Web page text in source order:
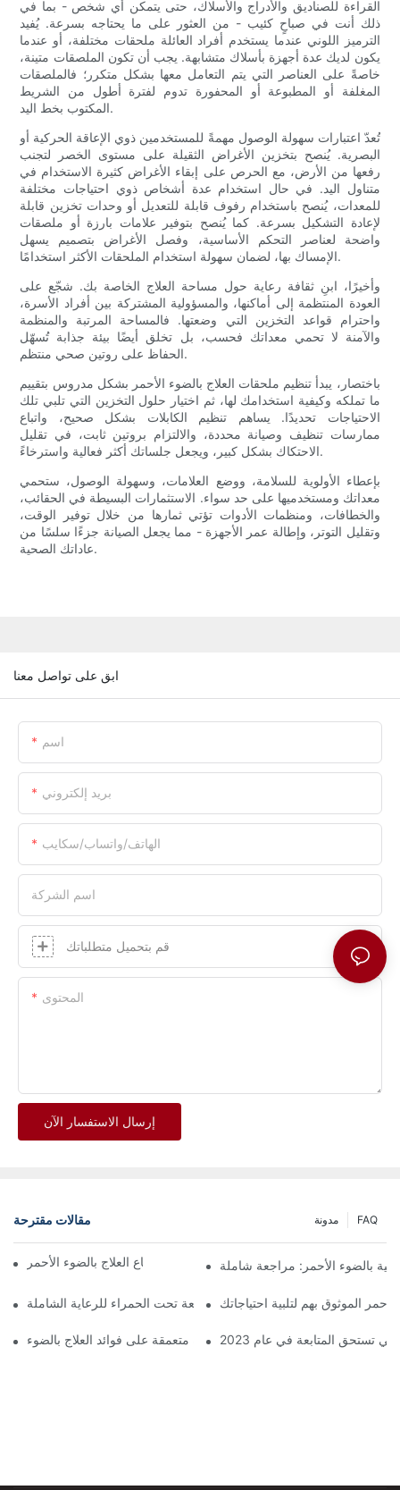
القراءة للصناديق والأدراج والأسلاك، حتى يتمكن أي شخص - بما في
ذلك أنت في صباحٍ كئيب - من العثور على ما يحتاجه بسرعة. يُفيد
الترميز اللوني عندما يستخدم أفراد العائلة ملحقات مختلفة، أو عندما
يكون لديك عدة أجهزة بأسلاك متشابهة. يجب أن تكون الملصقات متينة،
خاصةً على العناصر التي يتم التعامل معها بشكل متكرر؛ فالملصقات
المغلفة أو المطبوعة أو المحفورة تدوم لفترة أطول من الشريط
المكتوب بخط اليد.
تُعدّ اعتبارات سهولة الوصول مهمةً للمستخدمين ذوي الإعاقة الحركية أو
البصرية. يُنصح بتخزين الأغراض الثقيلة على مستوى الخصر لتجنب
رفعها من الأرض، مع الحرص على إبقاء الأغراض كثيرة الاستخدام في
متناول اليد. في حال استخدام عدة أشخاص ذوي احتياجات مختلفة
للمعدات، يُنصح باستخدام رفوف قابلة للتعديل أو وحدات تخزين قابلة
لإعادة التشكيل بسرعة. كما يُنصح بتوفير علامات بارزة أو ملصقات
واضحة لعناصر التحكم الأساسية، وفصل الأغراض بتصميم يسهل
الإمساك بها، لضمان سهولة استخدام الملحقات الأكثر استخدامًا.
وأخيرًا، ابنِ ثقافة رعاية حول مساحة العلاج الخاصة بك. شجّع على
العودة المنتظمة إلى أماكنها، والمسؤولية المشتركة بين أفراد الأسرة،
واحترام قواعد التخزين التي وضعتها. فالمساحة المرتبة والمنظمة
والآمنة لا تحمي معداتك فحسب، بل تخلق أيضًا بيئة جذابة تُسهّل
الحفاظ على روتين صحي منتظم.
باختصار، يبدأ تنظيم ملحقات العلاج بالضوء الأحمر بشكل مدروس بتقييم
ما تملكه وكيفية استخدامك لها، ثم اختيار حلول التخزين التي تلبي تلك
الاحتياجات تحديدًا. يساهم تنظيم الكابلات بشكل صحيح، واتباع
ممارسات تنظيف وصيانة محددة، والالتزام بروتين ثابت، في تقليل
الاحتكاك بشكل كبير، ويجعل جلساتك أكثر فعالية واسترخاءً.
بإعطاء الأولوية للسلامة، ووضع العلامات، وسهولة الوصول، ستحمي
معداتك ومستخدميها على حد سواء. الاستثمارات البسيطة في الحقائب،
والخطافات، ومنظمات الأدوات تؤتي ثمارها من خلال توفير الوقت،
وتقليل التوتر، وإطالة عمر الأجهزة - مما يجعل الصيانة جزءًا سلسًا من
عاداتك الصحية.
ابق على تواصل معنا
اسم
بريد إلكتروني
الهاتف/واتساب/سكايب
اسم الشركة
قم بتحميل متطلباتك
المحتوى
إرسال الاستفسار الآن
مقالات مقترحة FAQ مدونة
اكتشف فوائد استخدام قناع العلاج بالضوء الأحمربالضوء الأحمر: مراجعة شاملة
أفضل أجهزة العلاج بالضوء الأحمر والأشعة تحت الحمراء للرعاية الشاملة
الموثوق بهم لتلبية احتياجاتك
نظرة متعمقة على فوائد العلاج بالضوء LED للوجه
تستحق المتابعة في عام 2023